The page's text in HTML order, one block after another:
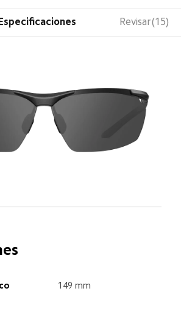
Especificaciones Revisar(15)
149 mm